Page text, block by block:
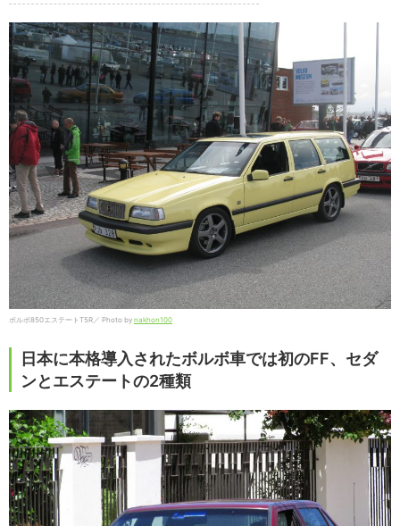
ボルボ850エステートT5R／ Photo by nakhon100
日本に本格導入されたボルボ車では初のFF、セダ
ンとエステートの2種類